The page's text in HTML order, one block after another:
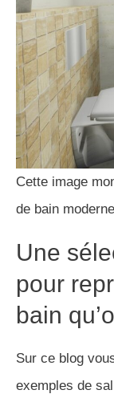
Cette image
de bain
Une
pour
bain
Sur ce blog
exemples de